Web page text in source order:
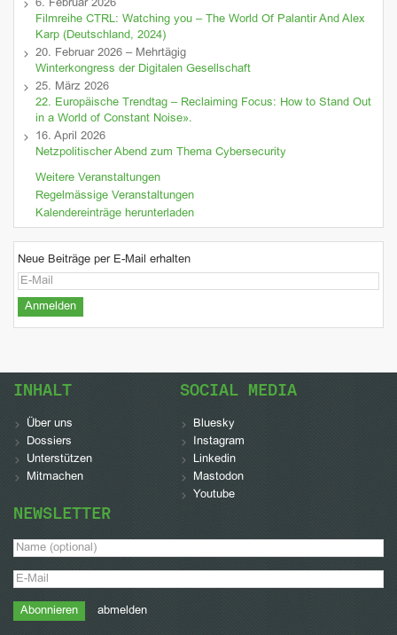
6. Februar 2026
Filmreihe CTRL: Watching you – The World Of Palantir And Alex
Karp (Deutschland, 2024)
20. Februar 2026 – Mehrtägig
Winterkongress der Digitalen Gesellschaft
25. März 2026
22. Europäische Trendtag – Reclaiming Focus: How to Stand Out
in a World of Constant Noise».
16. April 2026
Netzpolitischer Abend zum Thema Cybersecurity
Weitere Veranstaltungen
Regelmässige Veranstaltungen
Kalendereinträge herunterladen
Neue Beiträge per E-Mail erhalten
INHALT
Über uns
Dossiers
Unterstützen
Mitmachen
SOCIAL MEDIA
Bluesky
Instagram
Linkedin
Mastodon
Youtube
NEWSLETTER
abmelden